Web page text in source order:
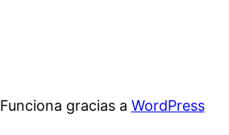
Funciona gracias a WordPress